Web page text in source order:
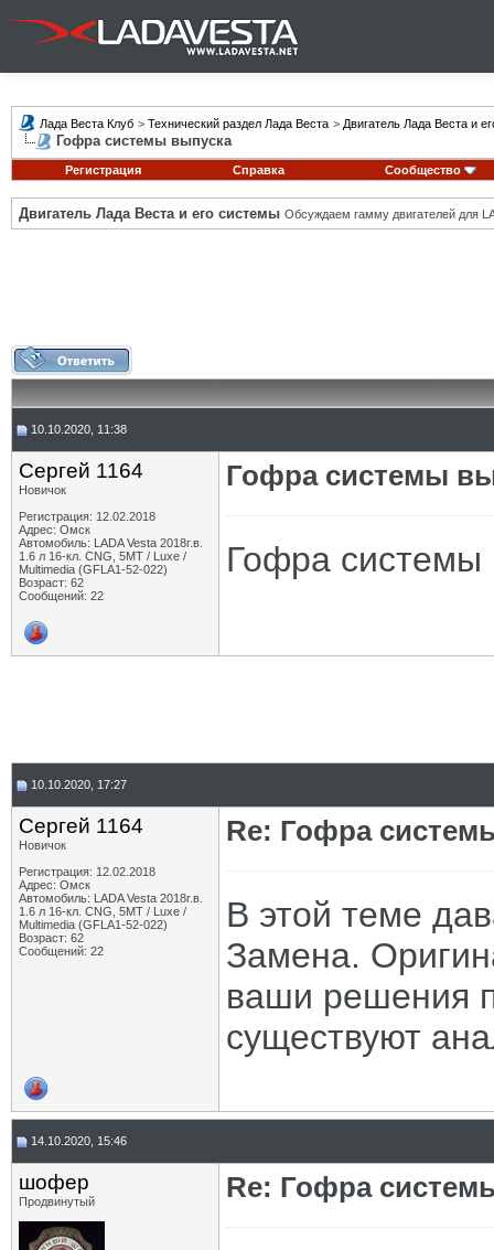
Лада Веста Клуб > Технический раздел Лада Веста > Двигатель Лада Веста и
Гофра системы выпуска
Регистрация Справка Сообщество
Двигатель Лада Веста и его системы Обсуждаем гамму двигателей для
10.10.2020, 11:38
Сергей 1164
Новичок
Регистрация: 12.02.2018
Адрес: Омск
Автомобиль: LADA Vesta 2018г.в.
1.6 л 16-кл. CNG, 5МТ / Luxe /
Multimedia (GFLA1-52-022)
Возраст: 62
Сообщений: 22
Гофра системы
Гофра системы
10.10.2020, 17:27
Сергей 1164
Новичок
Регистрация: 12.02.2018
Адрес: Омск
Автомобиль: LADA Vesta 2018г.в.
1.6 л 16-кл. CNG, 5МТ / Luxe /
Multimedia (GFLA1-52-022)
Возраст: 62
Сообщений: 22
Re: Гофра
В этой теме
Замена.
ваши решения
существуют
14.10.2020, 15:46
шофер
Продвинутый Re: Гофра